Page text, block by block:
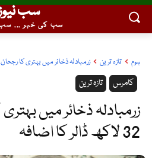
سب
سب کی خبر ... سب
ہوم تازہ ترین زرمبادلہ ذخائر میں بہتری کا رجحان، 4کروڑ 32 لاکھ ڈالر کا
تازہ ترین کامرس
32 لاکھ ڈالر کا اضافہ